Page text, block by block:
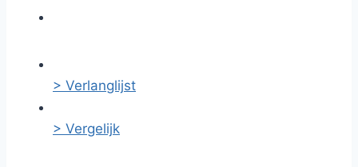
> Verlanglijst
> Vergelijk